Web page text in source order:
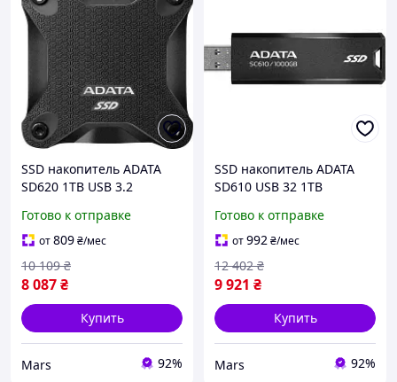
SSD накопитель ADATA
SD620 1TB USB 3.2
твердотельный диск
черный sea
Готово к отправке
от809₴/мес
8 087₴
10 109 ₴
Купить
Mars 92%
SSD накопитель ADATA
SD610 USB 32 1TB
накопитель buzyna
Готово к отправке
от992₴/мес
9 921 ₴
12 402 ₴
Купить
Mars 92%